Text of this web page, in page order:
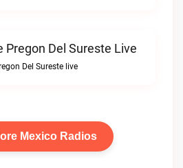
Pregon Del Sureste Live
Del Sureste live
Mexico Radios